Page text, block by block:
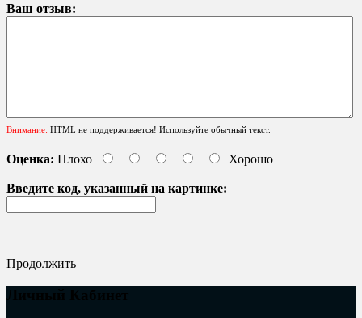
Ваш отзыв:
Внимание: HTML не поддерживается! Используйте обычный текст.
Оценка: Плохо Хорошо
Введите код, указанный на картинке:
Продолжить